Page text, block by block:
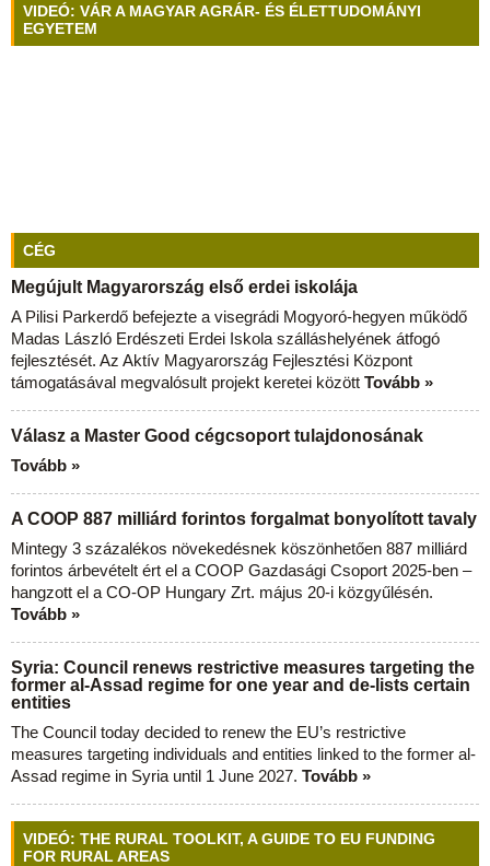
VIDEÓ: VÁR A MAGYAR AGRÁR- ÉS ÉLETTUDOMÁNYI
EGYETEM
CÉG
Megújult Magyarország első erdei iskolája
A Pilisi Parkerdő befejezte a visegrádi Mogyoró-hegyen működő
Madas László Erdészeti Erdei Iskola szálláshelyének átfogó
fejlesztését. Az Aktív Magyarország Fejlesztési Központ
támogatásával megvalósult projekt keretei között Tovább »
Válasz a Master Good cégcsoport tulajdonosának
Tovább »
A COOP 887 milliárd forintos forgalmat bonyolított tavaly
Mintegy 3 százalékos növekedésnek köszönhetően 887 milliárd
forintos árbevételt ért el a COOP Gazdasági Csoport 2025-ben –
hangzott el a CO-OP Hungary Zrt. május 20-i közgyűlésén.
Tovább »
Syria: Council renews restrictive measures targeting the
former al-Assad regime for one year and de-lists certain
entities
The Council today decided to renew the EU’s restrictive
measures targeting individuals and entities linked to the former al-
Assad regime in Syria until 1 June 2027. Tovább »
VIDEÓ: THE RURAL TOOLKIT, A GUIDE TO EU FUNDING
FOR RURAL AREAS